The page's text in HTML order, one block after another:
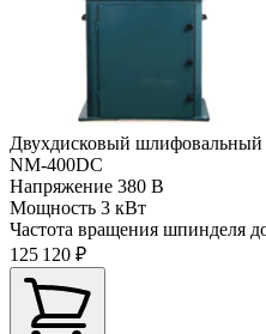
Двухдисковый
NM-400DC
Напряжение 380 В
Мощность 3 кВт
Частота вращения шпинделя
125 120 ₽